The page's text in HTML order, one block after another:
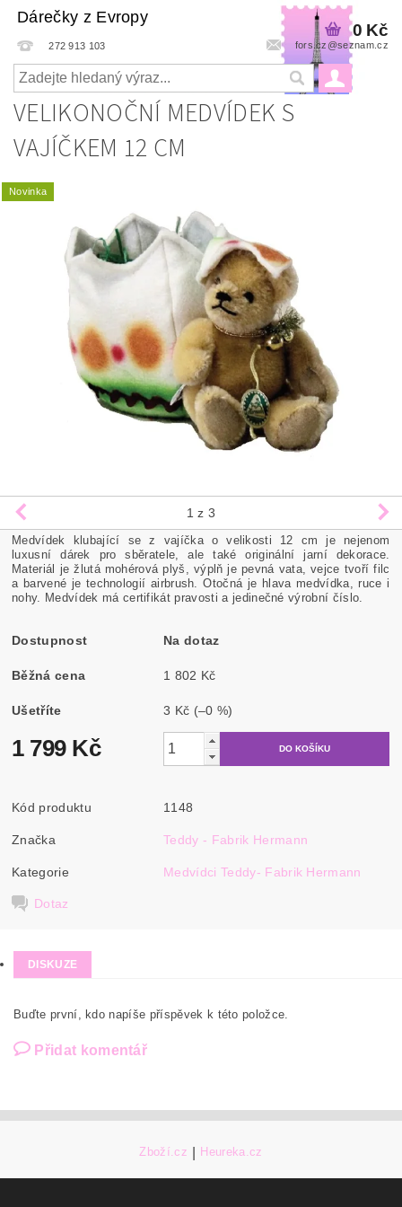
Dárečky z Evropy
272 913 103 fors.cz@seznam.cz
0 Kč
VELIKONOČNÍ MEDVÍDEK S
VAJÍČKEM 12 CM
Novinka
1 z 3
Medvídek klubající se z vajíčka o velikosti 12 cm je nejenom
luxusní dárek pro sběratele, ale také originální jarní dekorace.
Materiál je žlutá mohérová plyš, výplň je pevná vata, vejce tvoří filc
a barvené je technologií airbrush. Otočná je hlava medvídka, ruce i
nohy. Medvídek má certifikát pravosti a jedinečné výrobní číslo.
Dostupnost Na dotaz
Běžná cena 1 802 Kč
Ušetříte 3 Kč (–0 %)
1 799 Kč
Kód produktu 1148
Značka Teddy - Fabrik Hermann
Kategorie Medvídci Teddy- Fabrik Hermann
Dotaz
DISKUZE
Buďte první, kdo napíše příspěvek k této položce.
Přidat komentář
Zboží.cz Heureka.cz